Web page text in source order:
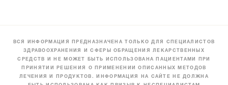
ВСЯ ИНФОРМАЦИЯ ПРЕДНАЗНАЧЕНА ТОЛЬКО ДЛЯ СПЕЦИАЛИСТОВ
ЗДРАВООХРАНЕНИЯ И СФЕРЫ ОБРАЩЕНИЯ ЛЕКАРСТВЕННЫХ
СРЕДСТВ И НЕ МОЖЕТ БЫТЬ ИСПОЛЬЗОВАНА ПАЦИЕНТАМИ ПРИ
ПРИНЯТИИ РЕШЕНИЯ О ПРИМЕНЕНИИ ОПИСАННЫХ МЕТОДОВ
ЛЕЧЕНИЯ И ПРОДУКТОВ. ИНФОРМАЦИЯ НА САЙТЕ НЕ ДОЛЖНА